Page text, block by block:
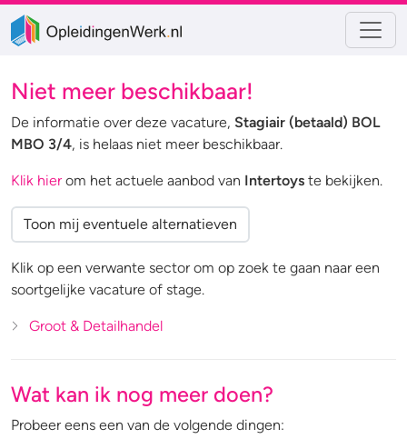
Niet meer beschikbaar!
De informatie over deze vacature, Stagiair (betaald) BOL
MBO 3/4, is helaas niet meer beschikbaar.
Klik hierom het actuele aanbod van Intertoys te bekijken.
Toon mij eventuele alternatieven
Klik op een verwante sector om op zoek te gaan naar een
soortgelijke vacature of stage.
Groot & Detailhandel
Wat kan ik nog meer doen?
Probeer eens een van de volgende dingen: